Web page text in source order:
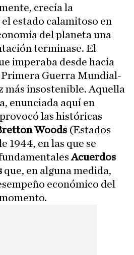
crecía la
estado calamitoso en
del planeta una
terminase. El
imperaba desde hacía
Primera Guerra Mundial-
más insostenible. Aquella
enunciada aquí en
las históricas
Woods (Estados
1944, en las que se
Acuerdos
que, en alguna medida,
económico del